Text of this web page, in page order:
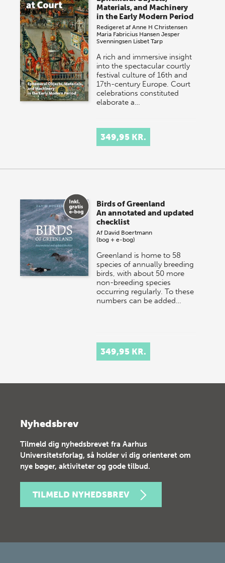
Materials, and Machinery
in the Early Modern Period
Redigeret afAnne H Christensen
Maria Fabricius Hansen Jesper
Svenningsen Lisbet Tarp
A rich and immersive insight
into the spectacular courtly
festival culture of 16th and
17th-century Europe. Court
celebrations constituted
elaborate a…
349,95 KR.
Birds of Greenland
An annotated and updated
checklist
Af David Boertmann
(bog + e-bog)
Greenland is home to 58
species of annually breeding
birds, with about 50 more
non-breeding species
occurring regularly. To these
numbers can be added…
349,95 KR.
Nyhedsbrev
Tilmeld dig nyhedsbrevet fra Aarhus
Universitetsforlag, så holder vi dig orienteret om
nye bøger, aktiviteter og gode tilbud.
TILMELD NYHEDSBREV